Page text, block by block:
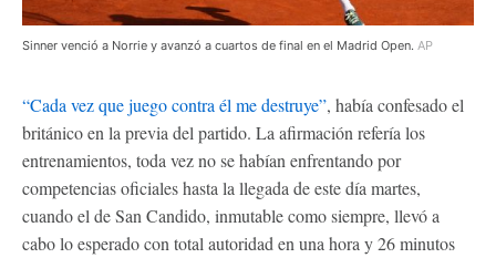
Sinner venció a Norrie y avanzó a cuartos de final en el Madrid Open. AP
“Cada vez que juego contra él me destruye”, había confesado el
británico en la previa del partido. La afirmación refería los
entrenamientos, toda vez no se habían enfrentando por
competencias oficiales hasta la llegada de este día martes,
cuando el de San Candido, inmutable como siempre, llevó a
cabo lo esperado con total autoridad en una hora y 26 minutos